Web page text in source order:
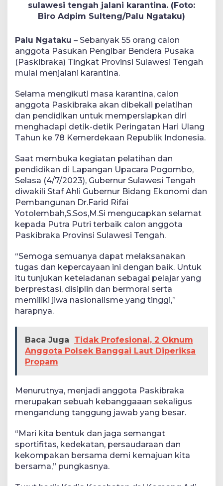
sulawesi tengah jalani karantina. (Foto:
Biro Adpim Sulteng/Palu Ngataku)
Palu Ngataku – Sebanyak 55 orang calon
anggota Pasukan Pengibar Bendera Pusaka
(Paskibraka) Tingkat Provinsi Sulawesi Tengah
mulai menjalani karantina.
Selama mengikuti masa karantina, calon
anggota Paskibraka akan dibekali pelatihan
dan pendidikan untuk mempersiapkan diri
menghadapi detik-detik Peringatan Hari Ulang
Tahun ke 78 Kemerdekaan Republik Indonesia.
Saat membuka kegiatan pelatihan dan
pendidikan di Lapangan Upacara Pogombo,
Selasa (4/7/2023), Gubernur Sulawesi Tengah
diwakili Staf Ahli Gubernur Bidang Ekonomi dan
Pembangunan Dr.Farid Rifai
Yotolembah,S.Sos,M.Si mengucapkan selamat
kepada Putra Putri terbaik calon anggota
Paskibraka Provinsi Sulawesi Tengah.
“Semoga semuanya dapat melaksanakan
tugas dan kepercayaan ini dengan baik. Untuk
itu tunjukan keteladanan sebagai pelajar yang
berprestasi, disiplin dan bermoral serta
memiliki jiwa nasionalisme yang tinggi,”
harapnya.
Baca Juga
Tidak Profesional, 2 Oknum
Anggota Polsek Banggai Laut Diperiksa
Propam
Menurutnya, menjadi anggota Paskibraka
merupakan sebuah kebanggaaan sekaligus
mengandung tanggung jawab yang besar.
“Mari kita bentuk dan jaga semangat
sportifitas, kedekatan, persaudaraan dan
kekompakan bersama demi kemajuan kita
bersama,” pungkasnya.